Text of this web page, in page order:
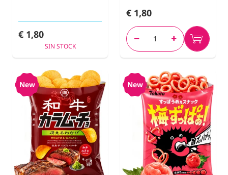
€ 1,80
SIN STOCK
€ 1,80
New New